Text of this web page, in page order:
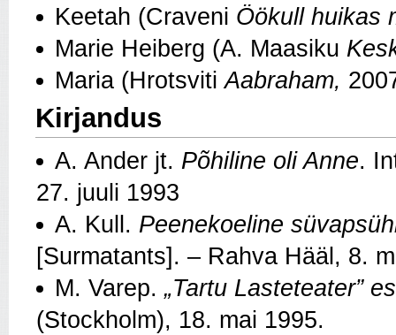
Keetah (Craveni Öökull huikas
Marie Heiberg (A. Maasiku
Maria (HrotsvitiAabraham,
Kirjandus
A. Ander jt. Põhiline oli Anne.
27. juuli 1993
A. Kull. Peenekoeline
[Surmatants]. – Rahva Hääl, 8.
M. Varep. „Tartu Lasteteater”
(Stockholm), 18. mai 1995.